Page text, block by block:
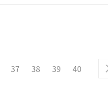
37 38 39 40